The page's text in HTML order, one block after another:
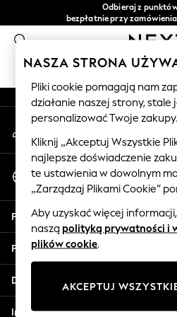
Odbieraj z
bezpłatnie przy
Łatwe
HOLIDAY SHOP
Women's Holiday Shop
All Swimwear
All Beachwear
Bags & Accessories
Beach Dresses &
Dresses
Flip Flops
Sliders
Jumpsuits & Playsuits
Sandals
Shorts
An error occurred on client
Nasze media
Moje konto
Zaloguj się na swoje konto
Wybierz Język
Polski
Pomoc
Prywatność i zasady prawne
Działy
Inne usługi
NASZA STRONA
Pliki cookie pomagają nam
działanie naszej strony, stale
personalizować Twoje zakupy.
Kliknij „Akceptuj Wszystkie
najlepsze doświadczenie
te ustawienia w dowolnym
„Zarządzaj Plikami Cookie”
Aby uzyskać więcej
naszą polityką prywatności i
plików cookie.
AKCEPTUJ